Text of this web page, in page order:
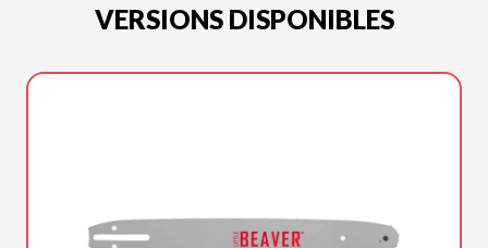
VERSIONS DISPONIBLES